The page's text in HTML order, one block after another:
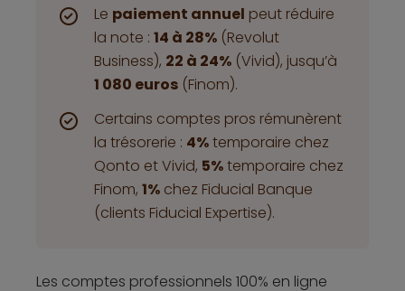
Le paiement annuel peut réduire
la note : 14 à 28% (Revolut
Business), 22 à 24% (Vivid), jusqu’à
1 080 euros (Finom).
Certains comptes pros rémunèrent
la trésorerie : 4%temporaire chez
Qonto et Vivid, 5%temporaire chez
Finom, 1% chez Fiducial Banque
(clients Fiducial Expertise).
Les comptes professionnels 100% en ligne